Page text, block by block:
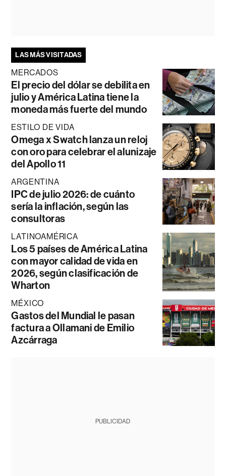
LAS MÁS VISITADAS
MERCADOS
El precio del dólar se debilita en
julio y América Latina tiene la
moneda más fuerte del mundo
ESTILO DE VIDA
Omega x Swatch lanza un reloj
con oro para celebrar el alunizaje
del Apollo 11
ARGENTINA
IPC de julio 2026: de cuánto
sería la inflación, según las
consultoras
LATINOAMÉRICA
Los 5 países de América Latina
con mayor calidad de vida en
2026, según clasificación de
Wharton
MÉXICO
Gastos del Mundial le pasan
factura a Ollamani de Emilio
Azcárraga
PUBLICIDAD